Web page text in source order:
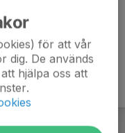
för att vår
dig. De används
hjälpa oss att